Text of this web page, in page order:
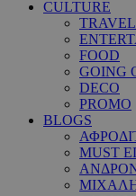
CULTURE
TRAVEL
FOOD
GOING
DECO
PROMO
BLOGS
MUST